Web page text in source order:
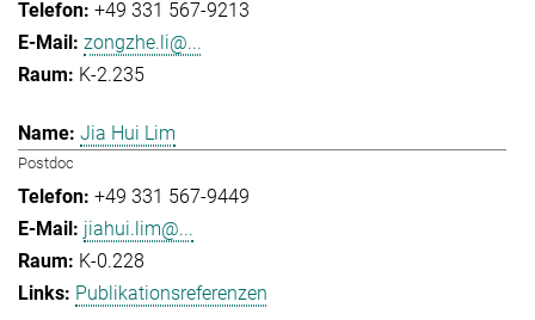
+49 331 567-9213
zongzhe.li@...
K-2.235
Jia Hui Lim
Postdoc
+49 331 567-9449
jiahui.lim@...
K-0.228
Publikationsreferenzen